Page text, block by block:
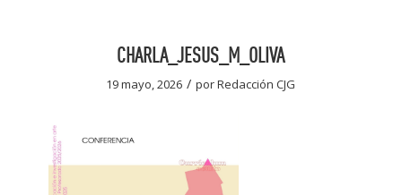
CHARLA_JESUS_M_OLIVA
19 mayo, 2026 / porRedacción CJG